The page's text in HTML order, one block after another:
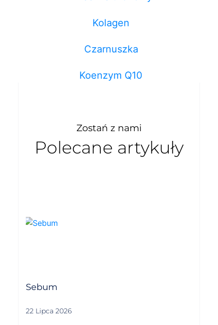
Kolagen
Czarnuszka
Koenzym Q10
Zostań z nami
Polecane artykuły
Sebum
22 Lipca 2026